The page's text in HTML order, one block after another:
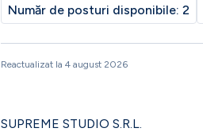
Număr de posturi disponibile: 2
Reactualizat la 4 august 2026
SUPREME STUDIO S.R.L.